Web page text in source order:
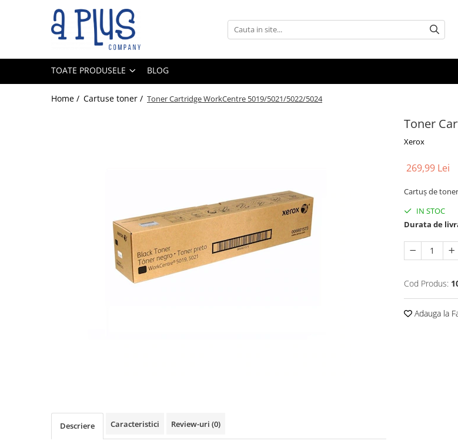
Toate Produsele
Cartuse toner
TOATE PRODUSELE BLOG
Home / Cartuse toner / Toner Cartridge WorkCentre 5019/5021/5022/5024
Toner
Xerox
269,99 Lei
Cartuș de
IN STOC
Durata de
Cod Produs:
Adauga la
Descriere Caracteristici Review-uri (0)